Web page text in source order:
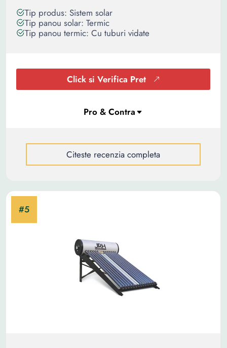
Tip produs: Sistem solar
Tip panou solar: Termic
Tip panou termic: Cu tuburi vidate
Click si Verifica Pret
Citeste recenzia completa